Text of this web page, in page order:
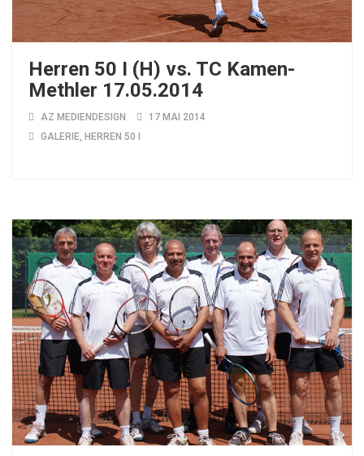
Herren 50 I (H) vs. TC Kamen-
Methler 17.05.2014
AZ MEDIENDESIGN
17 MAI 2014
GALERIE HERREN 50 I